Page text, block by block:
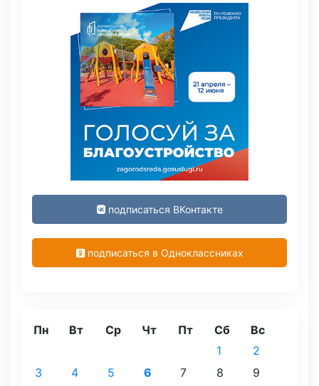
подписаться ВКонтакте
подписаться в Одноклассниках
Пн Вт Ср Чт Пт Сб Вс
1
2
3
4 5 6 7 8
9